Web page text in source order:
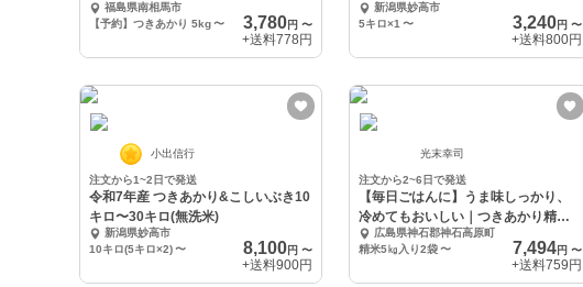
福島県南相馬市
【予約】つきあかり 5kg〜 3,780円 〜
+送料778円
新潟県妙高市
5キロ×1 〜 3,240円 〜
+送料800円
小出信行
注文から1~2日で発送
令和7年産 つきあかり&こしいぶき10
キロ〜30キロ(無洗米)
新潟県妙高市
10キロ(5キロ×2)〜 8,100円 〜
+送料900円
光末幸司
注文から2~6日で発送
【毎日ごはんに】うま味しっかり、
冷めてもおいしい｜つきあかり精米5
㎏入り
広島県神石郡神石高原町
精米5㎏入り2袋 〜 7,494円 〜
+送料759円